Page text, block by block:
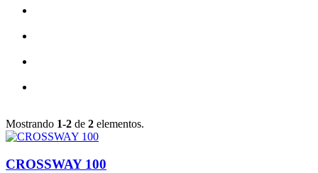
Mostrando 1-2 de 2 elementos.
CROSSWAY 100